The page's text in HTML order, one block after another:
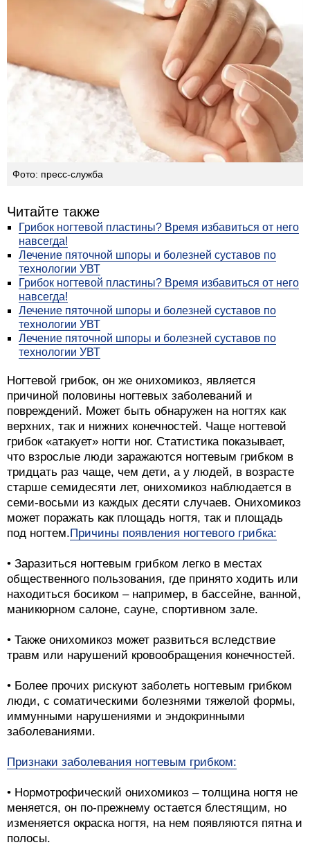
Фото: пресс-служба
Читайте также
Грибок ногтевой пластины? Время избавиться от него
навсегда!
Лечение пяточной шпоры и болезней суставов по
технологии УВТ
Грибок ногтевой пластины? Время избавиться от него
навсегда!
Лечение пяточной шпоры и болезней суставов по
технологии УВТ
Лечение пяточной шпоры и болезней суставов по
технологии УВТ
Ногтевой грибок, он же онихомикоз, является
причиной половины ногтевых заболеваний и
повреждений. Может быть обнаружен на ногтях как
верхних, так и нижних конечностей. Чаще ногтевой
грибок «атакует» ногти ног. Статистика показывает,
что взрослые люди заражаются ногтевым грибком в
тридцать раз чаще, чем дети, а у людей, в возрасте
старше семидесяти лет, онихомикоз наблюдается в
семи-восьми из каждых десяти случаев. Онихомикоз
может поражать как площадь ногтя, так и площадь
под ногтем. Причины появления ногтевого грибка:
• Заразиться ногтевым грибком легко в местах
общественного пользования, где принято ходить или
находиться босиком – например, в бассейне, ванной,
маникюрном салоне, сауне, спортивном зале.
• Также онихомикоз может развиться вследствие
травм или нарушений кровообращения конечностей.
• Более прочих рискуют заболеть ногтевым грибком
люди, с соматическими болезнями тяжелой формы,
иммунными нарушениями и эндокринными
заболеваниями.
Признаки заболевания ногтевым грибком:
• Нормотрофический онихомикоз – толщина ногтя не
меняется, он по-прежнему остается блестящим, но
изменяется окраска ногтя, на нем появляются пятна и
полосы.